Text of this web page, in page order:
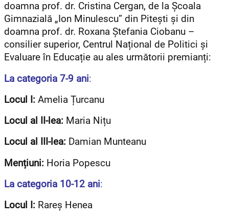
doamna prof. dr. Cristina Cergan, de la Școala
Gimnazială „Ion Minulescu” din Pitești și din
doamna prof. dr. Roxana Ștefania Ciobanu –
consilier superior, Centrul Național de Politici și
Evaluare în Educație au ales următorii premianți:
La categoria 7-9 ani:
Locul I: Amelia Țurcanu
Locul al II-lea: Maria Nițu
Locul al III-lea: Damian Munteanu
Mențiuni: Horia Popescu
La categoria 10-12 ani:
Locul I: Rareș Henea